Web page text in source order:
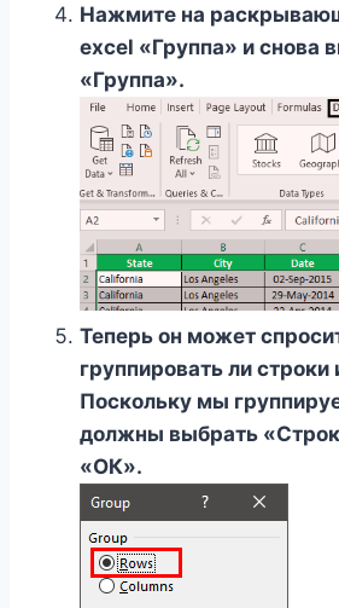
Нажмите на
excel «Группа» и снова
«Группа».
Теперь он может
группировать ли строки
Поскольку мы
должны выбрать
«ОК».